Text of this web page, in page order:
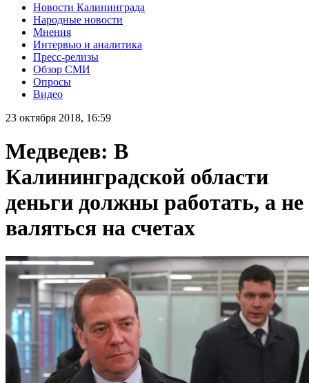
Новости Калининграда
Народные новости
Мнения
Интервью и аналитика
Пресс-релизы
Обзор СМИ
Опросы
Видео
23 октября 2018, 16:59
Медведев: В
Калининградской области
деньги должны работать, а не
валяться на счетах